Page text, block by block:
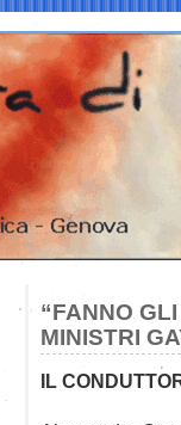
“FANNO
MINISTRI
IL